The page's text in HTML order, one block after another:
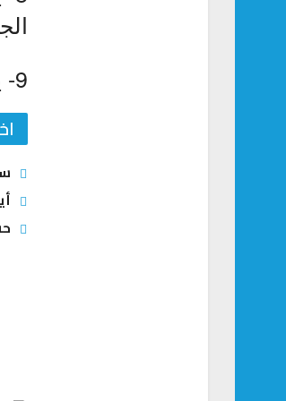
9- يحسّن الشاي الأخضر وظائف المخ، كما أنه يقلّل رائحة الفم الكريهة.